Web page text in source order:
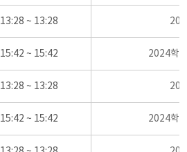
13:28 ~ 13:28
15:42 ~ 15:42 2024학
13:28 ~ 13:28
15:42 ~ 15:42 2024학